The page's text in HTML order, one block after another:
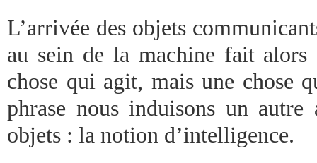
L’arrivée des objets
au sein de la machine fait
chose qui agit, mais une chose
phrase nous induisons un autre
objets : la notion d’intelligence.